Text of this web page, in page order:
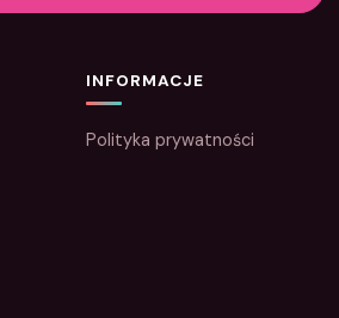
INFORMACJE
Polityka prywatności